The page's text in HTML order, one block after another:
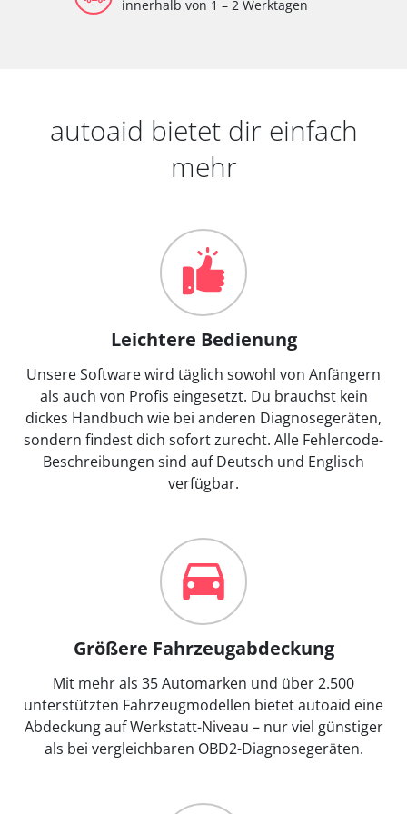
innerhalb von 1 – 2 Werktagen
autoaid bietet dir einfach
mehr
Leichtere Bedienung
Unsere Software wird täglich sowohl von Anfängern
als auch von Profis eingesetzt. Du brauchst kein
dickes Handbuch wie bei anderen Diagnosegeräten,
sondern findest dich sofort zurecht. Alle Fehlercode-
Beschreibungen sind auf Deutsch und Englisch
verfügbar.
Größere Fahrzeugabdeckung
Mit mehr als 35 Automarken und über 2.500
unterstützten Fahrzeugmodellen bietet autoaid eine
Abdeckung auf Werkstatt-Niveau – nur viel günstiger
als bei vergleichbaren OBD2-Diagnosegeräten.